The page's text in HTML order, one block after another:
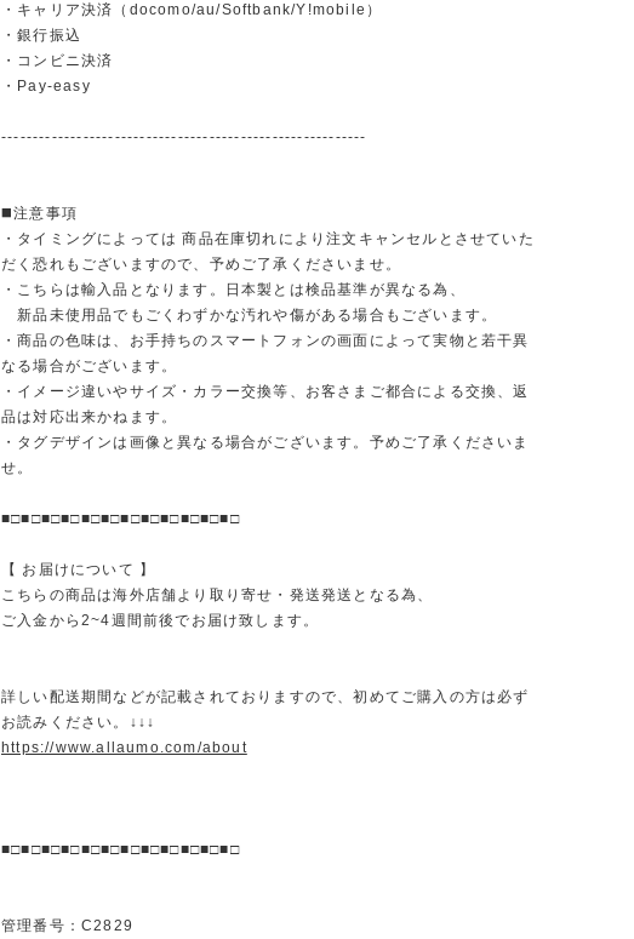
・キャリア決済（docomo/au/Softbank/Y!mobile）
・銀行振込
・コンビニ決済
・Pay-easy
----------------------------------------------------------
◼️注意事項
・タイミングによっては 商品在庫切れにより注文キャンセルとさせていた
だく恐れもございますので、予めご了承くださいませ。
・こちらは輸入品となります。日本製とは検品基準が異なる為、
新品未使用品でもごくわずかな汚れや傷がある場合もございます。
・商品の色味は、お手持ちのスマートフォンの画面によって実物と若干異
なる場合がございます。
・イメージ違いやサイズ・カラー交換等、お客さまご都合による交換、返
品は対応出来かねます。
・タグデザインは画像と異なる場合がございます。予めご了承くださいま
せ。
■□■□■□■□■□■□■□■□■□■□■□■□
【 お届けについて 】
こちらの商品は海外店舗より取り寄せ・発送発送となる為、
ご入金から2~4週間前後でお届け致します。
詳しい配送期間などが記載されておりますので、初めてご購入の方は必ず
お読みください。↓↓↓
https://www.allaumo.com/about
■□■□■□■□■□■□■□■□■□■□■□■□
管理番号：C2829